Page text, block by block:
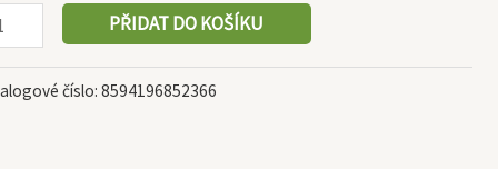
PŘIDAT DO KOŠÍKU
číslo: 8594196852366